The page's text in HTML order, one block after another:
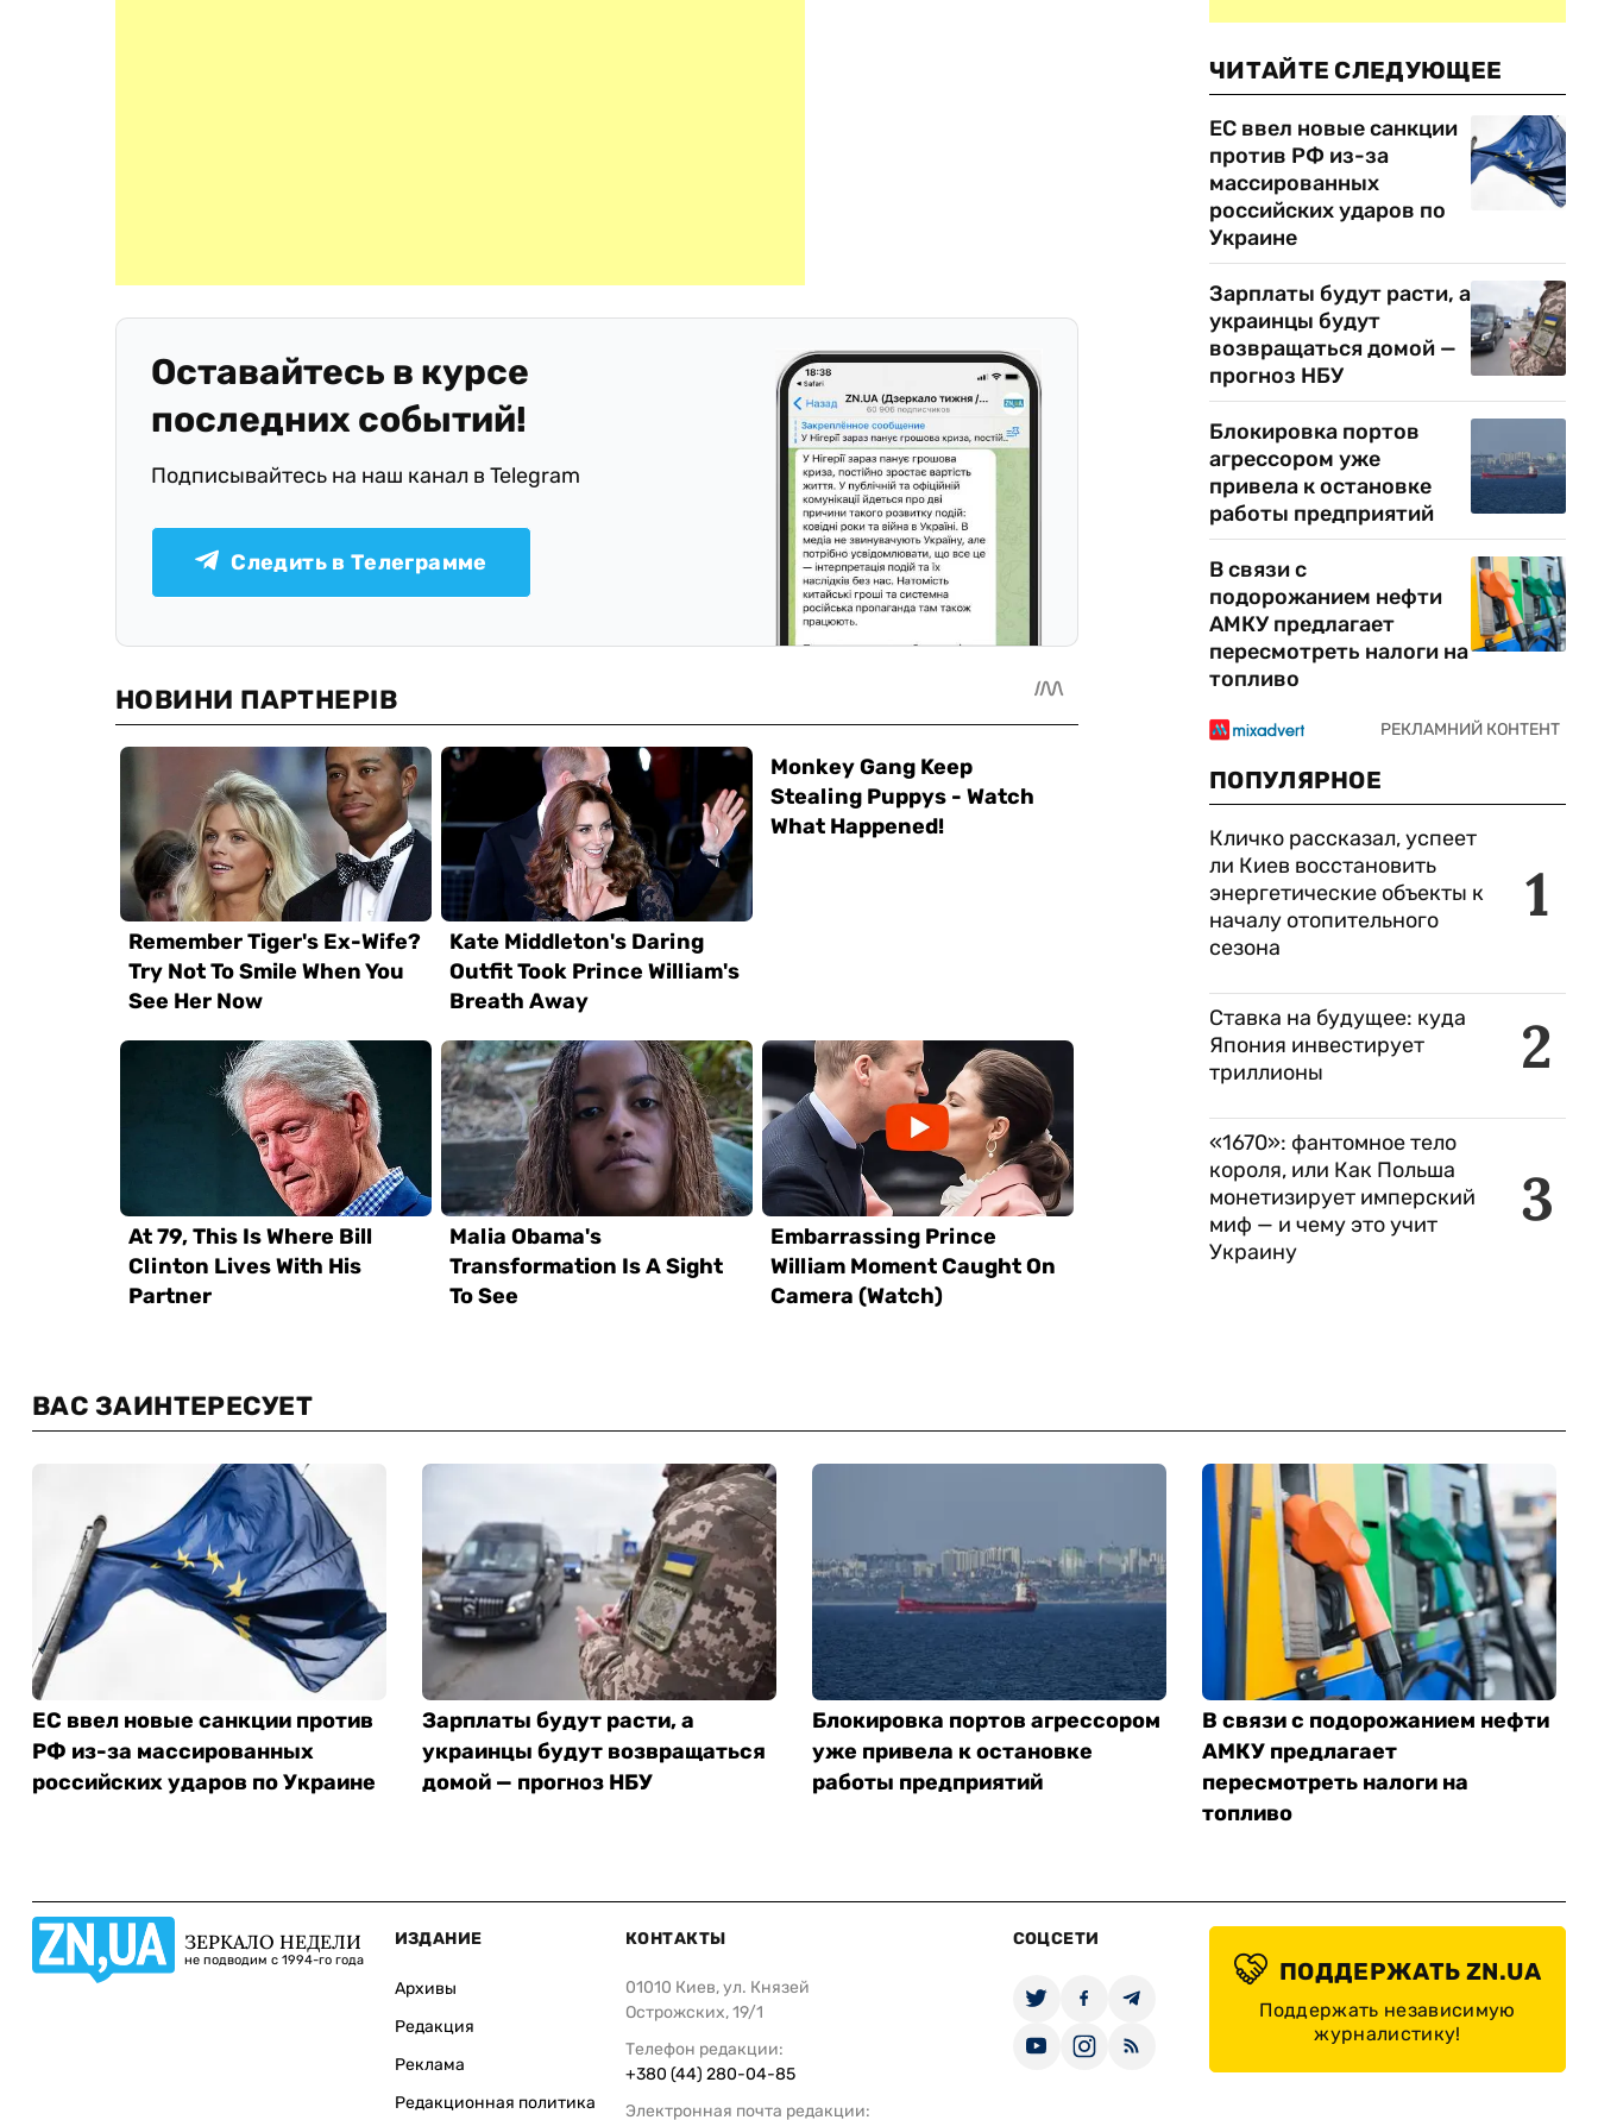
Оставайтесь в курсе
последних событий!
Подписывайтесь на наш канал в Telegram
Следить в Телеграмме
ЧИТАЙТЕ СЛЕДУЮЩЕЕ
ЕС ввел новые санкции
против РФ из-за
массированных
российских ударов по
Украине
Зарплаты будут расти, а
украинцы будут
возвращаться домой —
прогноз НБУ
Блокировка портов
агрессором уже
привела к остановке
работы предприятий
В связи с
подорожанием нефти
АМКУ предлагает
пересмотреть налоги на
топливо
ПОПУЛЯРНОЕ
1
Кличко рассказал, успеет
ли Киев восстановить
энергетические объекты к
началу отопительного
сезона
2
Ставка на будущее: куда
Япония инвестирует
триллионы
3
«1670»: фантомное тело
короля, или Как Польша
монетизирует имперский
миф — и чему это учит
Украину
ВАС ЗАИНТЕРЕСУЕТ
ЕС ввел новые санкции против
РФ из-за массированных
российских ударов по Украине
Зарплаты будут расти, а
украинцы будут возвращаться
домой — прогноз НБУ
Блокировка портов агрессором
уже привела к остановке
работы предприятий
В связи с подорожанием нефти
АМКУ предлагает
пересмотреть налоги на
топливо
ЗЕРКАЛО НЕДЕЛИ
не подводим с 1994-го года
ИЗДАНИЕ
Архивы
Редакция
Реклама
Редакционная политика
КОНТАКТЫ
01010 Киев, ул. Князей
Острожских, 19/1
Телефон редакции:
+380 (44) 280-04-85
Электронная почта редакции:
СОЦСЕТИ
ПОДДЕРЖАТЬ ZN.UA
Поддержать независимую
журналистику!